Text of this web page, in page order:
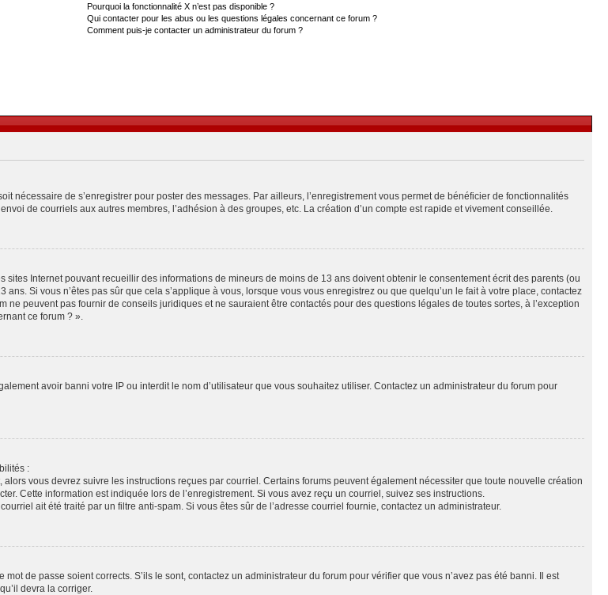
Pourquoi la fonctionnalité X n’est pas disponible ?
Qui contacter pour les abus ou les questions légales concernant ce forum ?
Comment puis-je contacter un administrateur du forum ?
nécessaire de s’enregistrer pour poster des messages. Par ailleurs, l’enregistrement vous permet de bénéficier de fonctionnalités
de courriels aux autres membres, l’adhésion à des groupes, etc. La création d’un compte est rapide et vivement conseillée.
Internet pouvant recueillir des informations de mineurs de moins de 13 ans doivent obtenir le consentement écrit des parents (ou
Si vous n’êtes pas sûr que cela s’applique à vous, lorsque vous vous enregistrez ou que quelqu’un le fait à votre place, contactez
peuvent pas fournir de conseils juridiques et ne sauraient être contactés pour des questions légales de toutes sortes, à l’exception
ce forum ? ».
avoir banni votre IP ou interdit le nom d’utilisateur que vous souhaitez utiliser. Contactez un administrateur du forum pour
:
vous devrez suivre les instructions reçues par courriel. Certains forums peuvent également nécessiter que toute nouvelle création
Cette information est indiquée lors de l’enregistrement. Si vous avez reçu un courriel, suivez ses instructions.
ait été traité par un filtre anti-spam. Si vous êtes sûr de l’adresse courriel fournie, contactez un administrateur.
de passe soient corrects. S’ils le sont, contactez un administrateur du forum pour vérifier que vous n’avez pas été banni. Il est
devra la corriger.